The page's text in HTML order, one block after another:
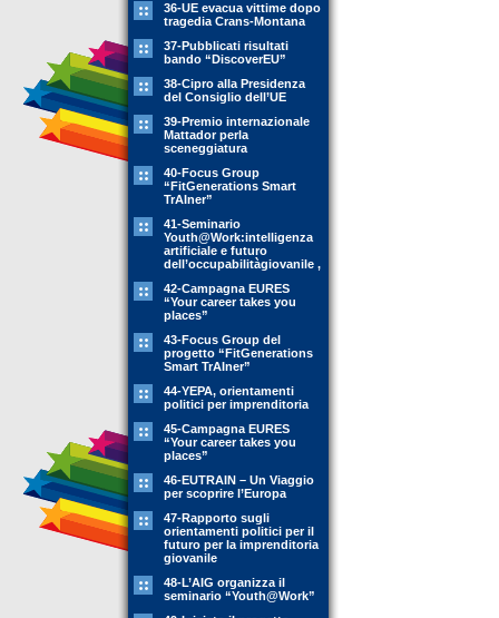
36-UE evacua vittime dopo
tragedia Crans-Montana
37-Pubblicati risultati
bando “DiscoverEU”
38-Cipro alla Presidenza
del Consiglio dell’UE
39-Premio internazionale
Mattador perla
sceneggiatura
40-Focus Group
“FitGenerations Smart
TrAIner”
41-Seminario
Youth@Work:intelligenza
artificiale e futuro
dell’occupabilitàgiovanile ,
42-Campagna EURES
“Your career takes you
places”
43-Focus Group del
progetto “FitGenerations
Smart TrAIner”
44-YEPA, orientamenti
politici per imprenditoria
45-Campagna EURES
“Your career takes you
places”
46-EUTRAIN – Un Viaggio
per scoprire l’Europa
47-Rapporto sugli
orientamenti politici per il
futuro per la imprenditoria
giovanile
48-L’AIG organizza il
seminario “Youth@Work”